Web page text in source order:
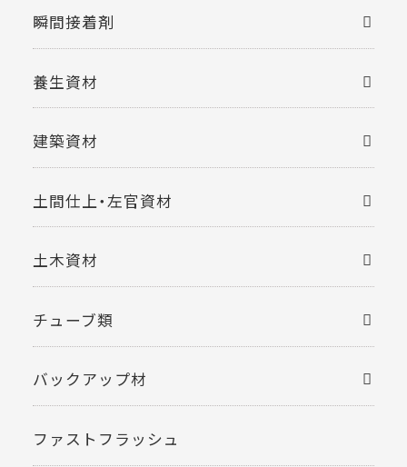
瞬間接着剤
養生資材
建築資材
土間仕上・左官資材
土木資材
チューブ類
バックアップ材
ファストフラッシュ